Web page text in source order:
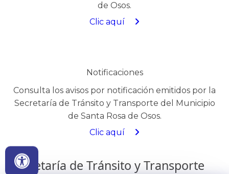
de Osos.
Clic aquí
Notificaciones
Consulta los avisos por notificación emitidos por la
Secretaría de Tránsito y Transporte del Municipio
de Santa Rosa de Osos.
Clic aquí
Secretaría de Tránsito y Transporte